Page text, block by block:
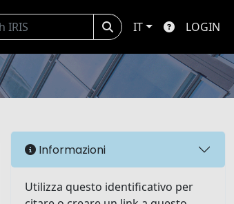
IT LOGIN
Informazioni
Utilizza questo identificativo per